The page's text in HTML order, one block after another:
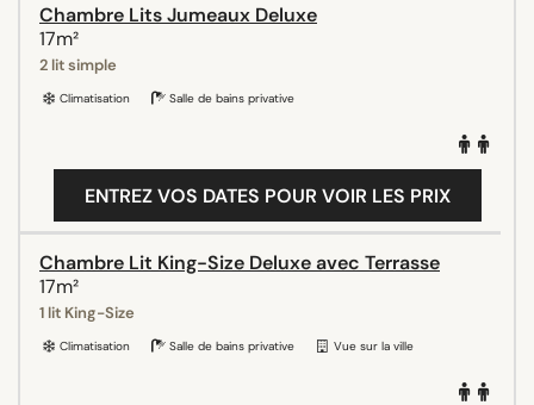
Chambre Lits Jumeaux Deluxe
17m²
2 lit simple
Climatisation Salle de bains privative
ENTREZ VOS DATES POUR VOIR LES PRIX
Chambre Lit King-Size Deluxe avec Terrasse
17m²
1 lit King-Size
Climatisation Salle de bains privative Vue sur la ville